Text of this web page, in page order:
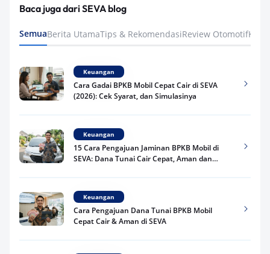
Baca juga dari SEVA blog
SemuaBerita UtamaTips & RekomendasiReview Otomotif
Keuangan
Cara Gadai BPKB Mobil Cepat Cair di SEVA
(2026): Cek Syarat, dan Simulasinya
Keuangan
15 Cara Pengajuan Jaminan BPKB Mobil di
SEVA: Dana Tunai Cair Cepat, Aman dan
Keuangan
Cara Pengajuan Dana Tunai BPKB Mobil
Cepat Cair & Aman di SEVA